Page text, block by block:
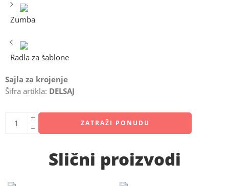
Zumba
Radla za šablone
Sajla za krojenje
Šifra artikla: DELSAJ
ZATRAŽI PONUDU
Slični proizvodi